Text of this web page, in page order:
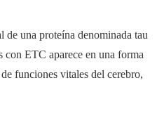
de una proteína denominada tau
con ETC aparece en una forma
funciones vitales del cerebro,